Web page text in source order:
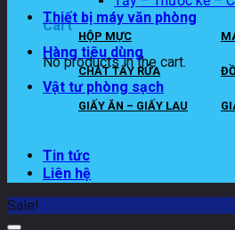
Cart
No products in the cart.
Thiết bị máy văn phòng
HỘP MỰC
Hàng tiêu dùng
CHẤT TẨY RỬA
Vật tư phòng sạch
GIẤY ĂN – GIẤY LAU
Tin tức
Liên hệ
Sale!